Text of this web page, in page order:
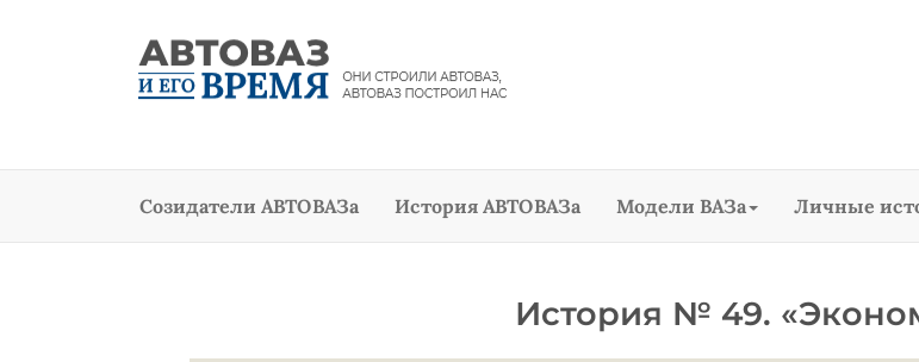
Созидатели АВТОВАЗа История АВТОВАЗа Модели ВАЗа Личные
История № 49.